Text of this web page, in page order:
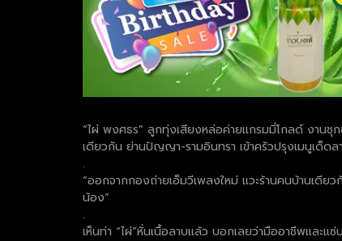
“ไผ่ พงศธร” ลูกทุ่งเสียงหล่อค่ายแกรมมี่โกลด์ งานชุ
เดียวกัน ย่านปัญญา-รามอินทรา เข้าครัวปรุงเมนูเด็ด
.
“ออกจากกองถ่ายเอ็มวีเพลงใหม่ แวะร้านคนบ้านเดี
น้อง”
.
เห็นท่า “ไผ่”หั่นเนื้อลาบแล้ว บอกเลยว่ามืออาชีพและแ